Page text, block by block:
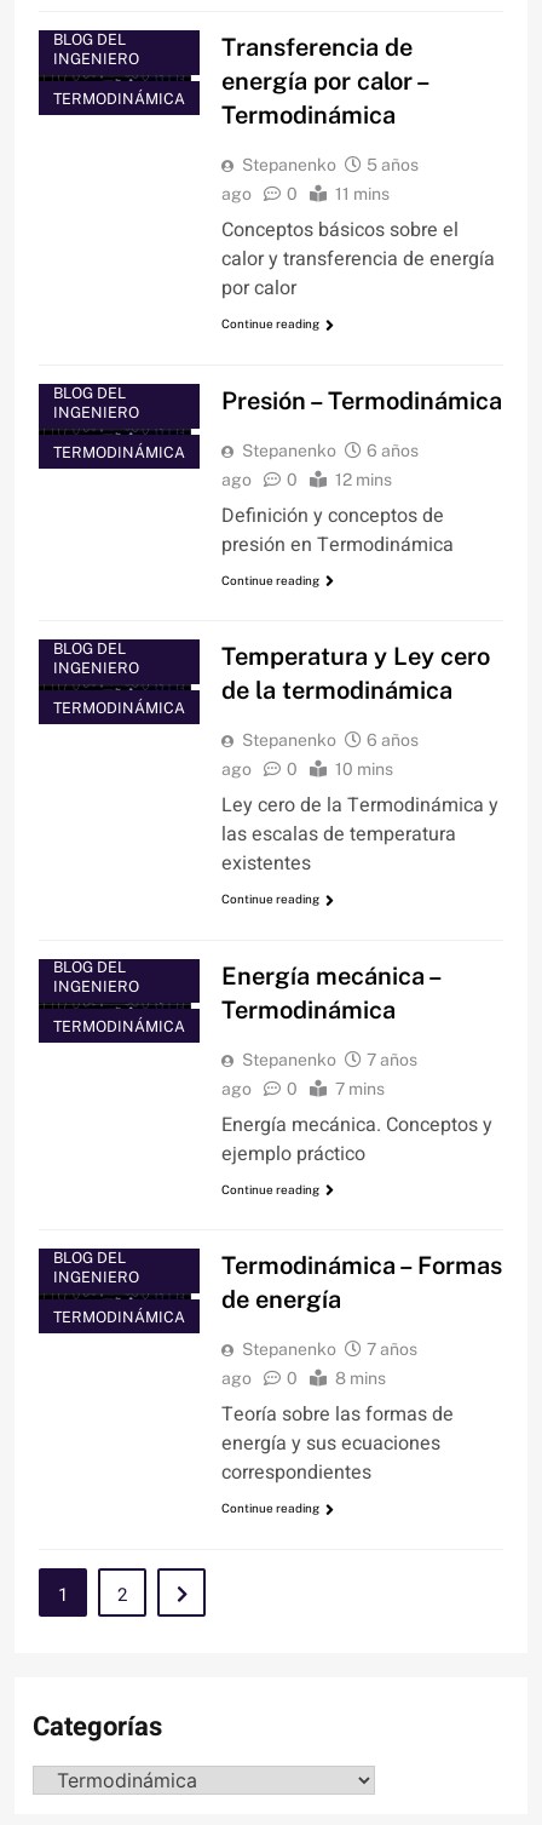
BLOG DEL
INGENIERO
TERMODINÁMICA
Transferencia de
energía por calor –
Termodinámica
Stepanenko
5 años
ago
0 11 mins
Conceptos básicos sobre el
calor y transferencia de energía
por calor
Continue reading
BLOG DEL
INGENIERO
TERMODINÁMICA
Presión – Termodinámica
Stepanenko
6 años
ago
0 12 mins
Definición y conceptos de
presión en Termodinámica
Continue reading
BLOG DEL
INGENIERO
TERMODINÁMICA
Temperatura y Ley cero
de la termodinámica
Stepanenko
6 años
ago
0 10 mins
Ley cero de la Termodinámica y
las escalas de temperatura
existentes
Continue reading
BLOG DEL
INGENIERO
TERMODINÁMICA
Energía mecánica –
Termodinámica
Stepanenko
7 años
ago
0 7 mins
Energía mecánica. Conceptos y
ejemplo práctico
Continue reading
BLOG DEL
INGENIERO
TERMODINÁMICA
Termodinámica – Formas
de energía
Stepanenko
7 años
ago
0 8 mins
Teoría sobre las formas de
energía y sus ecuaciones
correspondientes
Continue reading
1 2
Categorías
Categorías